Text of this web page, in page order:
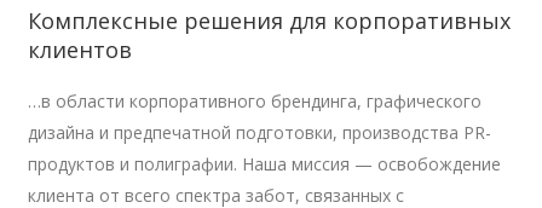
Комплексные решения для корпоративных
клиентов
…в области корпоративного брендинга, графического
дизайна и предпечатной подготовки, производства PR-
продуктов и полиграфии. Наша миссия — освобождение
клиента от всего спектра забот, связанных с